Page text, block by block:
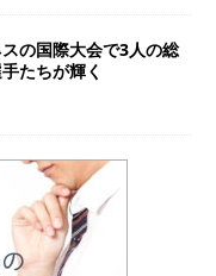
の国際大会で3人の総
たちが輝く